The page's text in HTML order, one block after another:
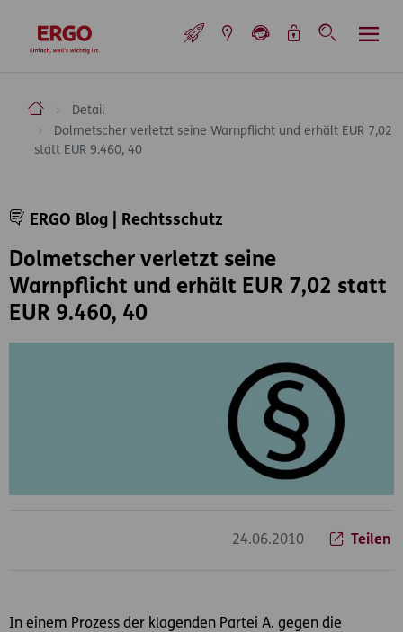
zur Startseite
ERGO Versicherung Aktiengesellschaft
Detail
Dolmetscher verletzt seine Warnpflicht und erhält EUR 7,02
statt EUR 9.460, 40
Dolmetscher verletzt seine
Warnpflicht und erhält EUR 7,02 statt
EUR 9.460, 40
ERGO Blog | Rechtsschutz
24.06.2010 Teilen
In einem Prozess der klagenden Partei A. gegen die